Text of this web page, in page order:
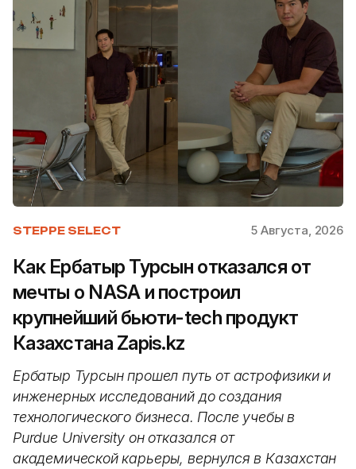
STEPPE SELECT 5 Августа, 2026
Как Ербатыр Турсын отказался от
мечты о NASA и построил
крупнейший бьюти-tech продукт
Казахстана Zapis.kz
Ербатыр Турсын прошел путь от астрофизики и
инженерных исследований до создания
технологического бизнеса. После учебы в
Purdue University он отказался от
академической карьеры, вернулся в Казахстан